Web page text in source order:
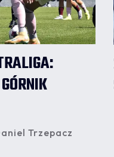
Trzepacz